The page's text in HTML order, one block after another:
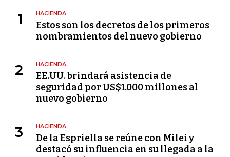
1 HACIENDA
Estos son los decretos de los primeros
nombramientos del nuevo gobierno
2 HACIENDA
EE.UU. brindará asistencia de
seguridad por US$1.000 millones al
nuevo gobierno
3 HACIENDA
De la Espriella se reúne con Milei y
destacó su influencia en su llegada a la